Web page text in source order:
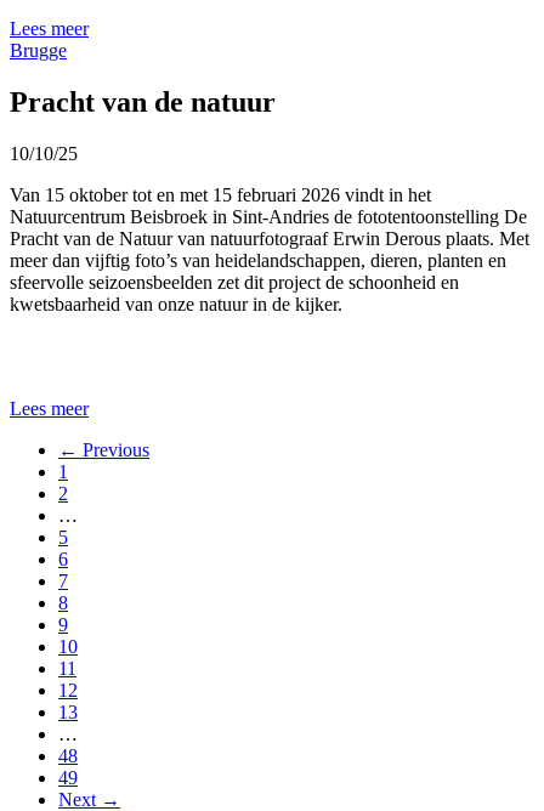
Lees meer
Brugge
Pracht van de natuur
10/10/25
Van 15 oktober tot en met 15 februari 2026 vindt in het
Natuurcentrum Beisbroek in Sint-Andries de fototentoonstelling De
Pracht van de Natuur van natuurfotograaf Erwin Derous plaats. Met
meer dan vijftig foto’s van heidelandschappen, dieren, planten en
sfeervolle seizoensbeelden zet dit project de schoonheid en
kwetsbaarheid van onze natuur in de kijker.
Lees meer
← Previous
1
2
…
5
6
7
8
9
10
11
12
13
…
48
49
Next →